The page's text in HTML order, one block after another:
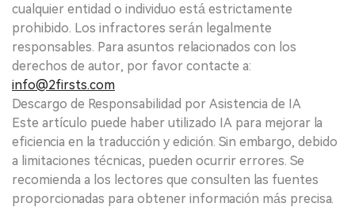
cualquier entidad o individuo está estrictamente
prohibido. Los infractores serán legalmente
responsables. Para asuntos relacionados con los
derechos de autor, por favor contacte a:
info@2firsts.com
Descargo de Responsabilidad por Asistencia de IA
Este artículo puede haber utilizado IA para mejorar la
eficiencia en la traducción y edición. Sin embargo, debido
a limitaciones técnicas, pueden ocurrir errores. Se
recomienda a los lectores que consulten las fuentes
proporcionadas para obtener información más precisa.